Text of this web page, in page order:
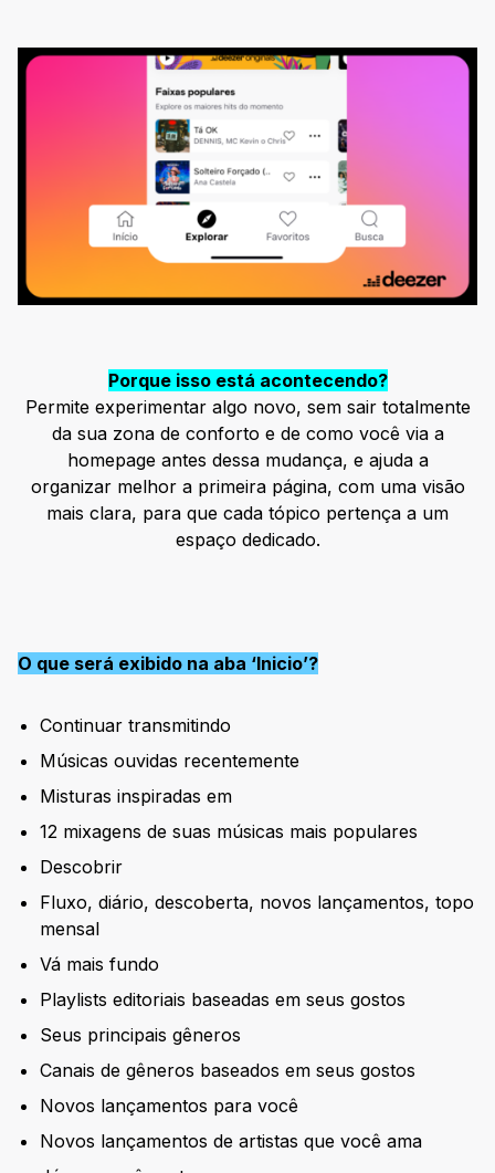
Porque isso está acontecendo?
Permite experimentar algo novo, sem sair totalmente
da sua zona de conforto e de como você via a
homepage antes dessa mudança, e ajuda a
organizar melhor a primeira página, com uma visão
mais clara, para que cada tópico pertença a um
espaço dedicado.
O que será exibido na aba ‘Inicio’?
Continuar transmitindo
Músicas ouvidas recentemente
Misturas inspiradas em
12 mixagens de suas músicas mais populares
Descobrir
Fluxo, diário, descoberta, novos lançamentos, topo
mensal
Vá mais fundo
Playlists editoriais baseadas em seus gostos
Seus principais gêneros
Canais de gêneros baseados em seus gostos
Novos lançamentos para você
Novos lançamentos de artistas que você ama